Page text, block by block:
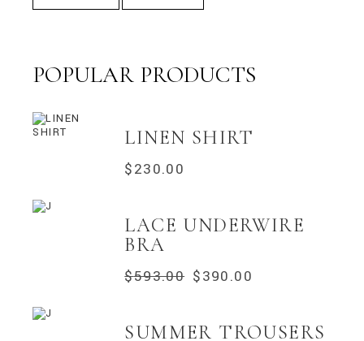
POPULAR PRODUCTS
LINEN SHIRT
$230.00
LACE UNDERWIRE
BRA
$593.00
O
ERA:
$390.00
O
É:
SUMMER TROUSERS